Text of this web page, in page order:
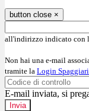
button close ×
all'indirizzo indicato con
Non hai una e-mail
tramite la Login Spaggiari
E-mail inviata, si